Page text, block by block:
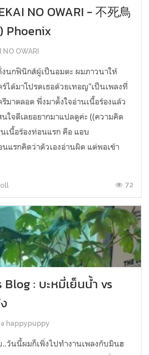
NO OWARI - 不死鳥
Phoenix
OWARI
งนกฟินิกส์ผู้เป็นอมตะ ผมภาวนาให้
ได้มาโปรดเธอด้วยเทอญ"เป็นเพลงที่
มาตลอด พึ่งมาตั้งใจอ่านเนื้อร้องแล้ว
นใจดีเลยอยากมาแปลดูค่ะ ((ความคิด
เนื้อร้องท่อนแรก คือ แอบ
แรกคิดว่าตัวเองอ่านผิด แต่พอเข้า
72
: บะหมี่เย็นน้ำ vs
happypuppy
วันนี้ผมก็เพิ่งไปทำงานเพลงกับมินฮ